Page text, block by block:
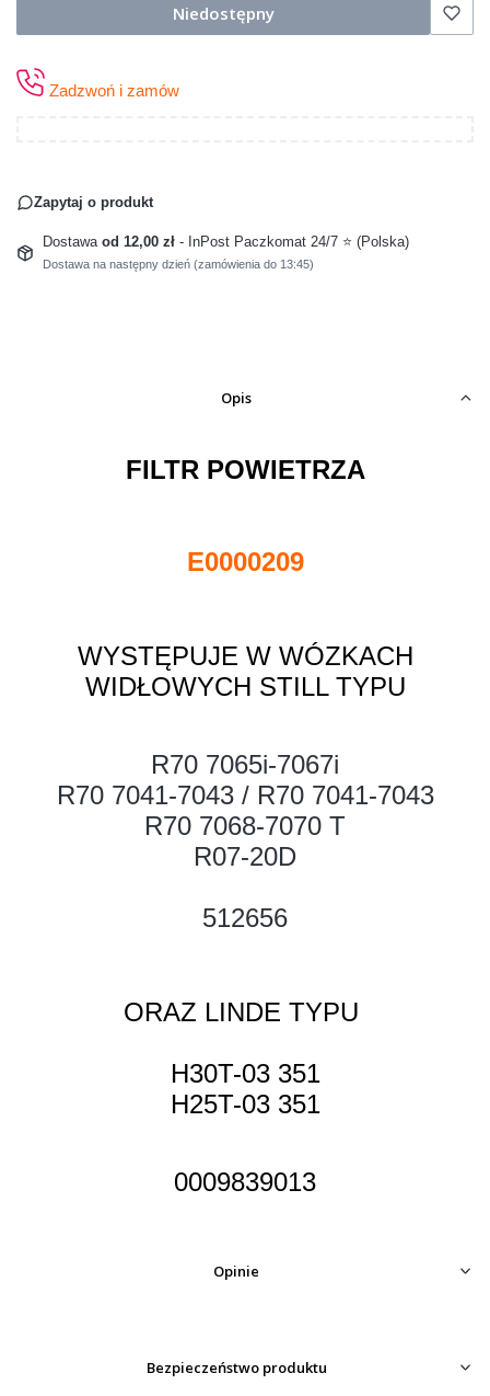
Niedostępny
Zadzwoń i zamów
Zapytaj o produkt
Dostawa od 12,00 zł - InPost Paczkomat 24/7 ⭐ (Polska)
Dostawa na następny dzień (zamówienia do 13:45)
Opis
FILTR POWIETRZA
E0000209
WYSTĘPUJE W WÓZKACH
WIDŁOWYCH STILL TYPU
R70 7065i-7067i
R70 7041-7043 / R70 7041-7043
R70 7068-7070 T
R07-20D
512656
ORAZ LINDE TYPU
H30T-03 351
H25T-03 351
0009839013
Opinie
Bezpieczeństwo produktu